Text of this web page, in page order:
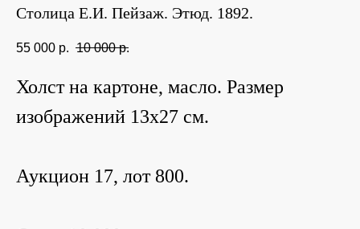
Столица Е.И. Пейзаж. Этюд. 1892.
55 000 р. 10 000 р.
Холст на картоне, масло. Размер
изображений 13х27 см.
Аукцион 17, лот 800.